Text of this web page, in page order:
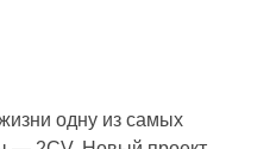
одну из самых